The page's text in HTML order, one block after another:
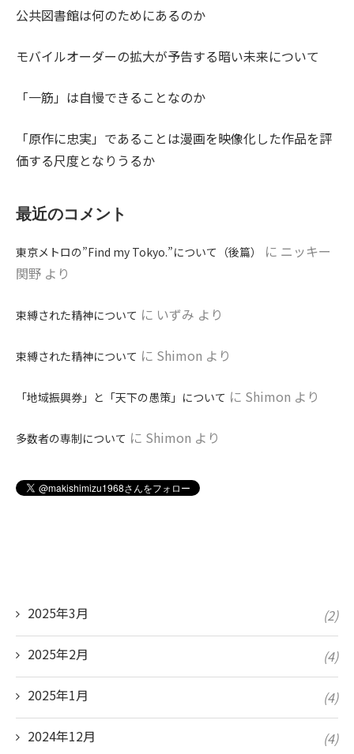
公共図書館は何のためにあるのか
モバイルオーダーの拡大が予告する暗い未来について
「一筋」は自慢できることなのか
「原作に忠実」であることは漫画を映像化した作品を評
価する尺度となりうるか
最近のコメント
東京メトロの”Find my Tokyo.”について（後篇） に ニッキー
関野 より
束縛された精神について に いずみ より
束縛された精神について に Shimon より
「地域振興券」と「天下の愚策」について に Shimon より
多数者の専制について に Shimon より
2025年3月 (2)
2025年2月 (4)
2025年1月 (4)
2024年12月 (4)